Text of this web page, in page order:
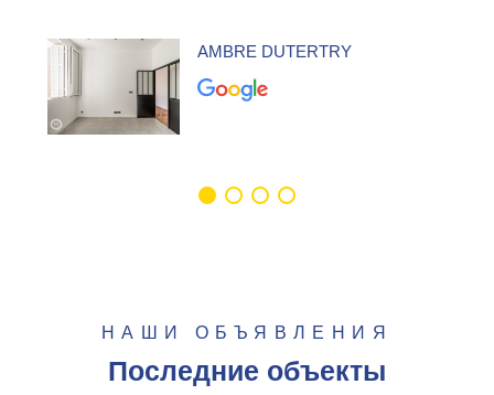
AMBRE DUTERTRY
НАШИ ОБЪЯВЛЕНИЯ
Последние объекты